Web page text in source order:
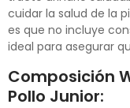
cuidar la salud de la
es que no incluye
ideal para asegurar
Composición
Pollo Junior: